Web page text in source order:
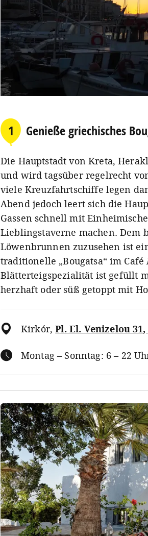
1 Genieße griechisches
Die Hauptstadt von Kreta,
und wird tagsüber regelrecht
viele Kreuzfahrtschiffe legen
Abend jedoch leert sich die
Gassen schnell mit
Lieblingstaverne machen. Dem
Löwenbrunnen zuzusehen ist
traditionelle „Bougatsa“ im Café
Blätterteigspezialität ist gefüllt
herzhaft oder süß getoppt mit
Kirkór,Pl. El. Venizelou
Montag – Sonntag: 6 – 22